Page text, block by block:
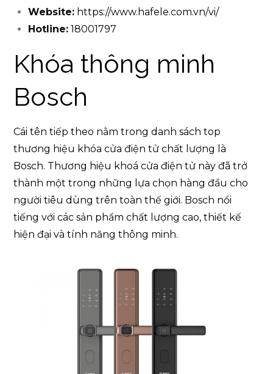
Website: https://www.hafele.com.vn/vi/
Hotline: 18001797
Khóa thông minh
Bosch
Cái tên tiếp theo nằm trong danh sách top
thương hiệu khóa cửa điện tử chất lượng là
Bosch. Thương hiệu khoá cửa điện tử này đã trở
thành một trong những lựa chọn hàng đầu cho
người tiêu dùng trên toàn thế giới. Bosch nổi
tiếng với các sản phẩm chất lượng cao, thiết kế
hiện đại và tính năng thông minh.